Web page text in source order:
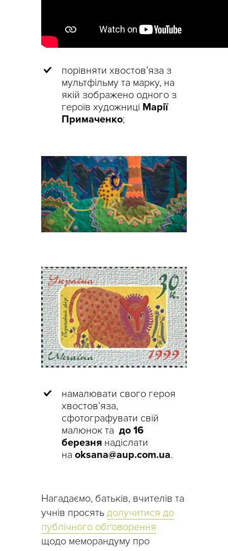
порівняти хвостов’яза з
мультфільму та марку, на
якій зображено одного з
героїв художниці Марії
Примаченко;
намалювати свого героя
хвостов’яза,
сфотографувати свій
малюнок та до 16
березня надіслати
на oksana@aup.com.ua.
Нагадаємо, батьків, вчителів та
учнів просять долучитися до
публічного обговорення
щодо меморандуму про